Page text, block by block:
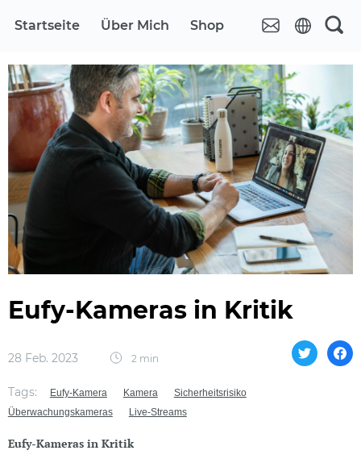
Startseite Über Mich Shop
Eufy-Kameras in Kritik
28 Feb. 2023 2 min
Tags: Eufy-Kamera Kamera
Sicherheitsrisiko
Überwachungskameras
Live-Streams
Eufy-Kameras in Kritik